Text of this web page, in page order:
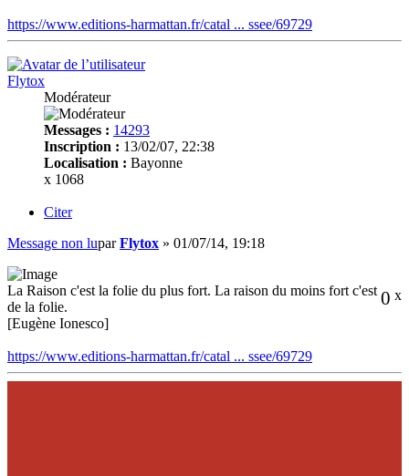
https://www.editions-harmattan.fr/catal ... ssee/69729
Flytox
Modérateur
Messages : 14293
Inscription : 13/02/07, 22:38
Localisation : Bayonne
x 1068
Citer
Message non luparFlytox » 01/07/14, 19:18
0 x
La Raison c'est la folie du plus fort. La raison du moins fort c'est
de la folie.
[Eugène Ionesco]
https://www.editions-harmattan.fr/catal ... ssee/69729